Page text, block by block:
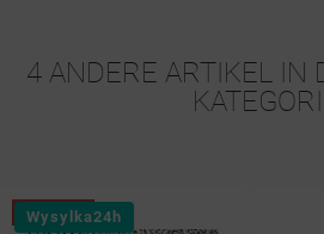
4 ANDERE ARTIKEL IN